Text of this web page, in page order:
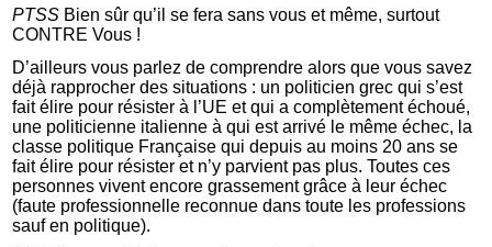
PTSS Bien sûr qu’il se fera sans vous et même, surtout
CONTRE Vous !
D’ailleurs vous parlez de comprendre alors que vous savez
déjà rapprocher des situations : un politicien grec qui s’est
fait élire pour résister à l’UE et qui a complètement échoué,
une politicienne italienne à qui est arrivé le même échec, la
classe politique Française qui depuis au moins 20 ans se
fait élire pour résister et n’y parvient pas plus. Toutes ces
personnes vivent encore grassement grâce à leur échec
(faute professionnelle reconnue dans toute les professions
sauf en politique).